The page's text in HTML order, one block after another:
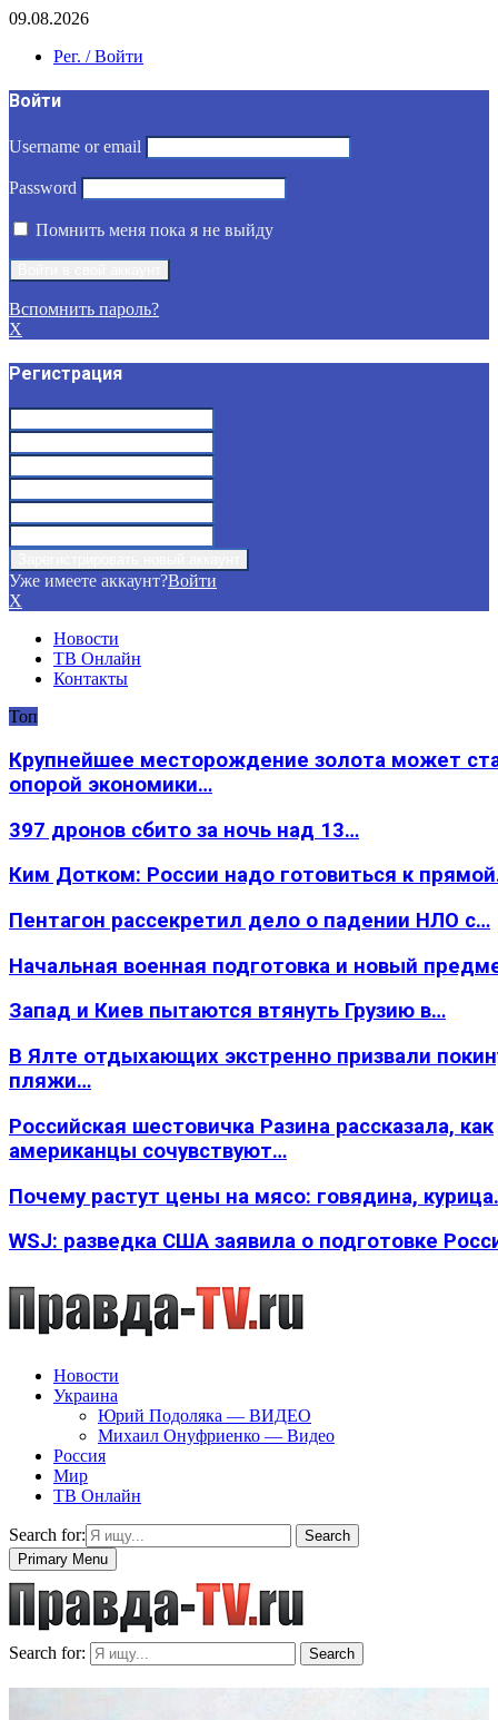
09.08.2026
Рег. / Войти
Войти
Username or email
Password
Помнить меня пока я не выйду
Вспомнить пароль?
X
Регистрация
Уже имеете аккаунт?Войти
X
Новости
ТВ Онлайн
Контакты
Топ
Крупнейшее месторождение золота может
опорой экономики…
397 дронов сбито за ночь над 13…
Ким Дотком: России надо готовиться к
Пентагон рассекретил дело о падении НЛО с…
Начальная военная подготовка и новый
Запад и Киев пытаются втянуть Грузию в…
В Ялте отдыхающих экстренно призвали
пляжи…
Российская шестовичка Разина рассказала, как
американцы сочувствуют…
Почему растут цены на мясо: говядина,
WSJ: разведка США заявила о подготовке
Новости
Украина
Юрий Подоляка — ВИДЕО
Михаил Онуфриенко — Видео
Россия
Мир
ТВ Онлайн
Search for:
Search
Primary Menu
Search for: Search